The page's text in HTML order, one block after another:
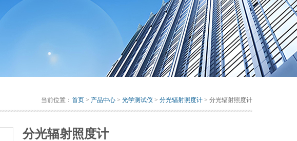
当前位置： 首页 > 产品中心 > 光学测试仪 > 分光辐射照度计 > 分光辐射照度计
分光辐射照度计